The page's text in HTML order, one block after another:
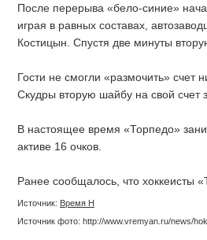
После перерыва «бело-синие»
играя в равных составах,
Костицын. Спустя две минуты
Гости не смогли «размочить» счет
Скудры вторую шайбу на свой счет
В настоящее время «Торпедо»
активе 16 очков.
Ранее сообщалось, что хоккеисты
Источник: Время Н
Источник фото: http://www.vremyan.ru/news/